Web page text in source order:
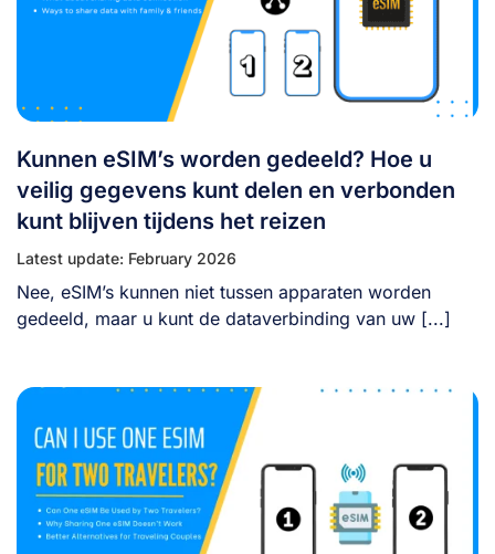
Kunnen eSIM’s worden gedeeld? Hoe u
veilig gegevens kunt delen en verbonden
kunt blijven tijdens het reizen
Latest update: February 2026
Nee, eSIM’s kunnen niet tussen apparaten worden
gedeeld, maar u kunt de dataverbinding van uw [...]